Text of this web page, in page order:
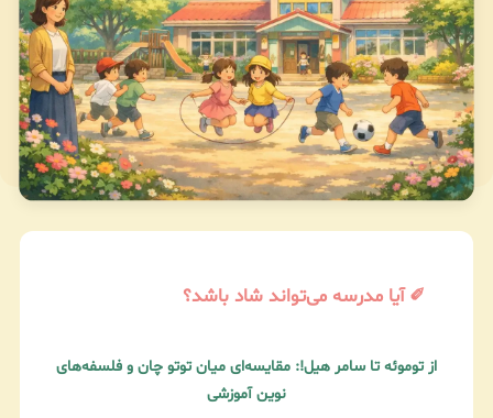
✐ آیا مدرسه می‌تواند شاد باشد؟
از توموئه تا سامر هیل!: مقایسه‌ای میان توتو چان و فلسفه‌های
نوین آموزشی